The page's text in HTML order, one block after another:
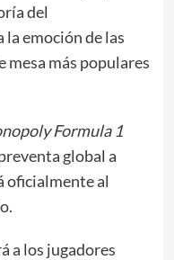
del
emoción de las
mesa más populares
Formula 1
global a
oficialmente al
a los jugadores